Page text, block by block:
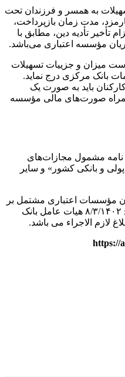
به همسر و فرزندان تحت
مدت زمان بازپرداخت،
تأخیر تأدیه دین، مطابق با
مؤسسه اعتباری می‌باشد.
میزان و جزییات تسهیلات
بانک مرکزی درج نماید.
باید به صورت یک
صورت‌های مالی مؤسسه
نامه مشمول مجازات‌های
ماده (۴۴) «قانون پولی و بانکی کشور» و سایر
مؤسسات اعتباری مشتمل بر
۱۵ ماده و یک تبصره در جلسه مورخ ۸/۳/۱۴۰۲ هیات عامل بانک
لازم الاجراء می باشد.
https://